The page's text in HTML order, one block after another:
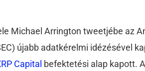
Michael Arrington tweetjébe az
újabb adatkérelmi idézésével
Capital befektetési alap kapott.